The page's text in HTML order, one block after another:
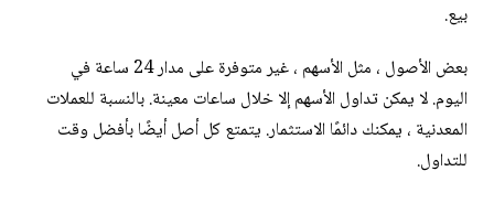
بيع.
بعض الأصول ، مثل الأسهم ، غير متوفرة على مدار 24 ساعة في
اليوم. لا يمكن تداول الأسهم إلا خلال ساعات معينة. بالنسبة للعملات
المعدنية ، يمكنك دائمًا الاستثمار. يتمتع كل أصل أيضًا بأفضل وقت
للتداول.